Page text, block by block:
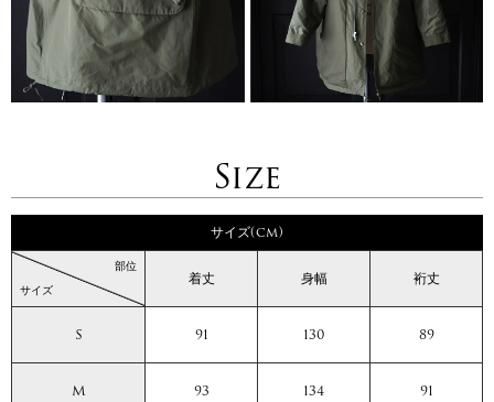
Size
サイズ(cm)
サイズ
部位
着丈 身幅 裄丈
S 91 130 89
M 93 134 91